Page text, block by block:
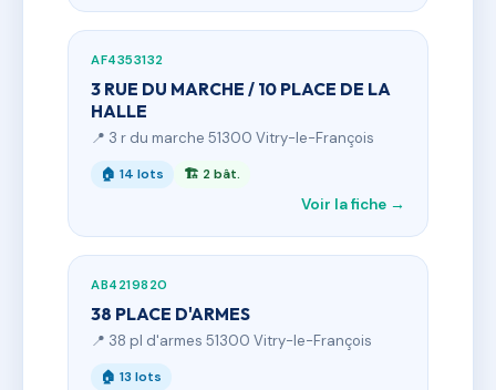
AF4353132
3 RUE DU MARCHE / 10 PLACE DE LA
HALLE
📍 3 r du marche 51300 Vitry-le-François
🏠 14 lots 🏗 2 bât.
Voir la fiche →
AB4219820
38 PLACE D'ARMES
📍 38 pl d'armes 51300 Vitry-le-François
🏠 13 lots